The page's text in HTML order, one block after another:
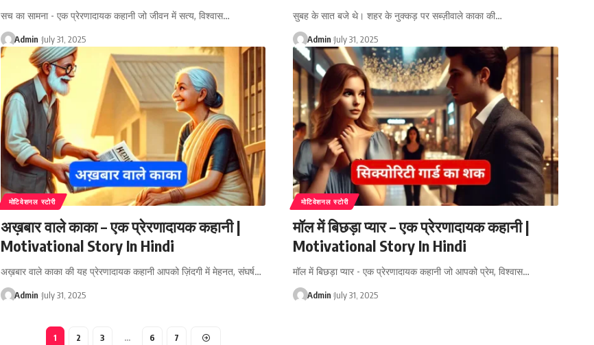
सच का सामना - एक प्रेरणादायक कहानी जो जीवन में सत्य, विश्वास…
Admin July 31, 2025
सुबह के सात बजे थे। शहर के नुक्कड़ पर सब्ज़ीवाले काका की…
Admin July 31, 2025
मोटिवेशनल स्टोरी
अख़बार वाले काका – एक प्रेरणादायक कहानी |
Motivational Story In Hindi
अख़बार वाले काका की यह प्रेरणादायक कहानी आपको ज़िंदगी में मेहनत, संघर्ष…
Admin July 31, 2025
मोटिवेशनल स्टोरी
मॉल में बिछड़ा प्यार – एक प्रेरणादायक कहानी |
Motivational Story In Hindi
मॉल में बिछड़ा प्यार - एक प्रेरणादायक कहानी जो आपको प्रेम, विश्वास…
Admin July 31, 2025
1 2 3 … 6 7